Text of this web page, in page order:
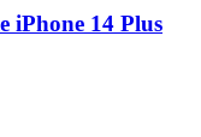
iPhone 14 Plus